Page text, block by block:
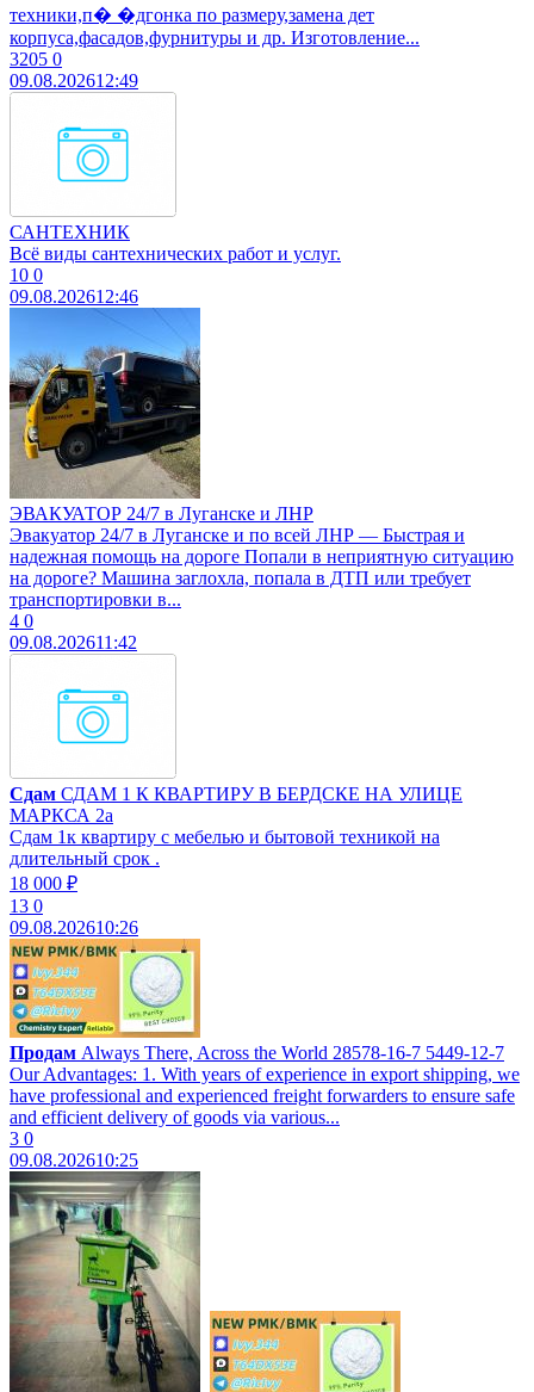
техники,п� �дгонка по размеру,замена дет
корпуса,фасадов,фурнитуры и др. Изготовление...
3205 0
09.08.202612:49
САНТЕХНИК
Всё виды сантехнических работ и услуг.
10 0
09.08.202612:46
ЭВАКУАТОР 24/7 в Луганске и ЛНР
Эвакуатор 24/7 в Луганске и по всей ЛНР — Быстрая и
надежная помощь на дороге Попали в неприятную ситуацию
на дороге? Машина заглохла, попала в ДТП или требует
транспортировки в...
4 0
09.08.202611:42
Сдам СДАМ 1 К КВАРТИРУ В БЕРДСКЕ НА УЛИЦЕ
МАРКСА 2а
Сдам 1к квартиру с мебелью и бытовой техникой на
длительный срок .
18 000 ₽
13 0
09.08.202610:26
Продам Always There, Across the World 28578-16-7 5449-12-7
Our Advantages: 1. With years of experience in export shipping, we
have professional and experienced freight forwarders to ensure safe
and efficient delivery of goods via various...
3 0
09.08.202610:25